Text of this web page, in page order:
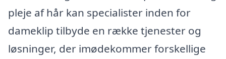
pleje af hår kan specialister inden for
dameklip tilbyde en række tjenester og
løsninger, der imødekommer forskellige